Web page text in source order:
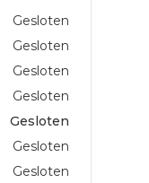
Gesloten
Gesloten
Gesloten
Gesloten
Gesloten
Gesloten
Gesloten